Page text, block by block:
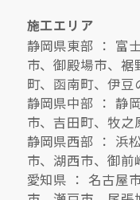
施工エリア
静岡県東部 ： 富
市、御殿場市、
町、函南町、伊豆
静岡県中部 ： 静
市、吉田町、牧
静岡県西部 ： 浜
市、湖西市、御
愛知県 ： 名古屋